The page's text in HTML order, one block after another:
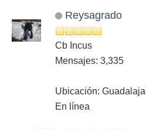
Reysagrado
Cb Incus
Mensajes: 3,335
Ubicación:
En línea